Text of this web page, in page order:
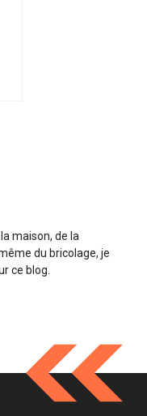
maison, de la
du bricolage, je
ce blog.